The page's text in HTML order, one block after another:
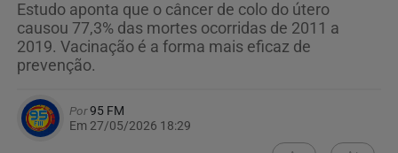
Estudo aponta que o câncer de colo do útero
causou 77,3% das mortes ocorridas de 2011 a
2019. Vacinação é a forma mais eficaz de
prevenção.
Por95 FM
Em 27/05/2026 18:29